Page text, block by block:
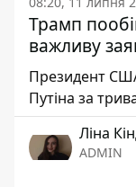
Трамп
важливу
Президент
Путіна за
Ліна
ADMIN